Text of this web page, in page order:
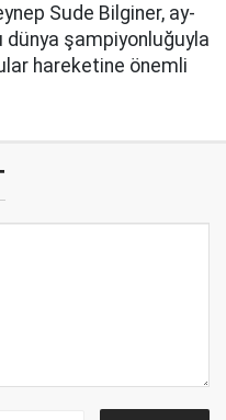
Sude Bilginer, ay-
dünya şampiyonluğuyla
hareketine önemli